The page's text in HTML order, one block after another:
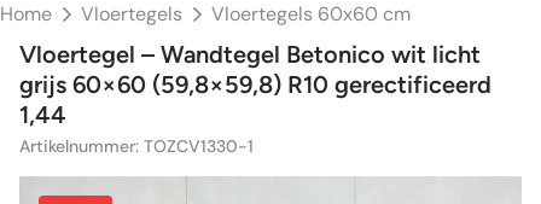
Home Vloertegels Vloertegels 60x60 cm
Vloertegel – Wandtegel Betonico wit licht
grijs 60×60 (59,8×59,8) R10 gerectificeerd
1,44
Artikelnummer: TOZCV1330-1